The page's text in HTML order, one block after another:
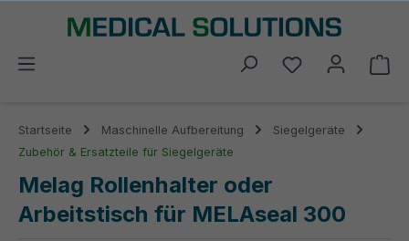
springen
Du hast 0
Startseite Maschinelle Aufbereitung
Siegelgeräte
Zubehör & Ersatzteile für Siegelgeräte
Melag Rollenhalter oder
Arbeitstisch für MELAseal 300